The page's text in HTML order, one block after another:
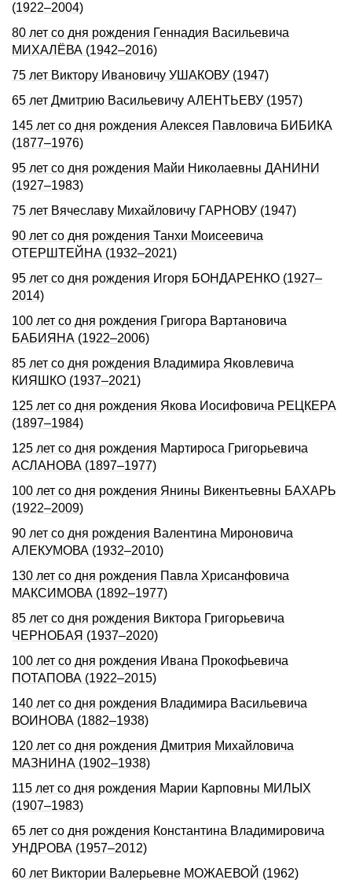
(1922–2004)
80 лет со дня рождения Геннадия Васильевича
МИХАЛЁВА (1942–2016)
75 лет Виктору Ивановичу УШАКОВУ (1947)
65 лет Дмитрию Васильевичу АЛЕНТЬЕВУ (1957)
145 лет со дня рождения Алексея Павловича БИБИКА
(1877–1976)
95 лет со дня рождения Майи Николаевны ДАHИHИ
(1927–1983)
75 лет Вячеславу Михайловичу ГАРНОВУ (1947)
90 лет со дня рождения Танхи Моисеевича
ОТЕРШТЕЙНА (1932–2021)
95 лет со дня рождения Игоря БОНДАРЕHКО (1927–
2014)
100 лет со дня рождения Григора Вартановича
БАБИЯНА (1922–2006)
85 лет со дня рождения Владимира Яковлевича
КИЯШКО (1937–2021)
125 лет со дня рождения Якова Иосифовича РЕЦКЕРА
(1897–1984)
125 лет со дня рождения Мартироса Григорьевича
АСЛАНОВА (1897–1977)
100 лет со дня рождения Янины Викентьевны БАХАРЬ
(1922–2009)
90 лет со дня рождения Валентина Мироновича
АЛЕКУМОВА (1932–2010)
130 лет со дня рождения Павла Хрисанфовича
МАКСИМОВА (1892–1977)
85 лет со дня рождения Виктора Григорьевича
ЧЕРНОБАЯ (1937–2020)
100 лет со дня рождения Ивана Прокофьевича
ПОТАПОВА (1922–2015)
140 лет со дня рождения Владимира Васильевича
ВОИНОВА (1882–1938)
120 лет со дня рождения Дмитрия Михайловича
МАЗНИНА (1902–1938)
115 лет со дня рождения Марии Карповны МИЛЫХ
(1907–1983)
65 лет со дня рождения Константина Владимировича
УНДРОВА (1957–2012)
60 лет Виктории Валерьевне МОЖАЕВОЙ (1962)